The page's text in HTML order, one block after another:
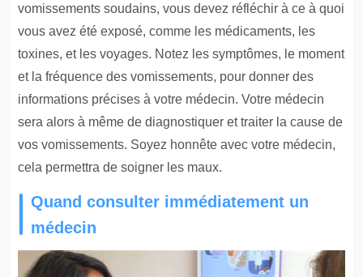
vomissements soudains, vous devez réfléchir à ce à quoi
vous avez été exposé, comme les médicaments, les
toxines, et les voyages. Notez les symptômes, le moment
et la fréquence des vomissements, pour donner des
informations précises à votre médecin. Votre médecin
sera alors à même de diagnostiquer et traiter la cause de
vos vomissements. Soyez honnête avec votre médecin,
cela permettra de soigner les maux.
Quand consulter immédiatement un
médecin